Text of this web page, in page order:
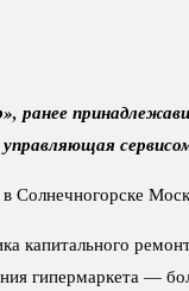
ранее
Солнечногорске
капитального
гипермаркета —